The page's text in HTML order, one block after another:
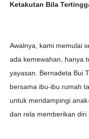
Ketakutan Bila
Awalnya, kami memulai
ada kemewahan, hanya
yayasan. Bernadeta Bui
bersama ibu-ibu rumah
untuk mendampingi
dan rela memberikan diri